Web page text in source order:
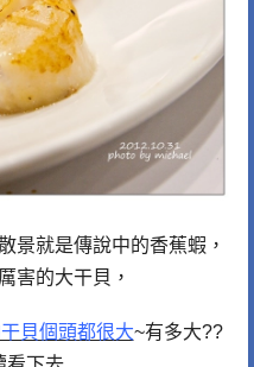
景就是傳說中的香蕉蝦，
害的大干貝，
貝個頭都很大~有多大??